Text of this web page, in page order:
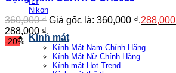
Nikon
Kính mát
Kính Mát Nam Chính Hãng
Kính Mát Nữ Chính Hãng
Kính mát Hot Trend
360,000₫ Giá gốc là: 360,000 ₫.288,000
288,000 ₫.
-20%